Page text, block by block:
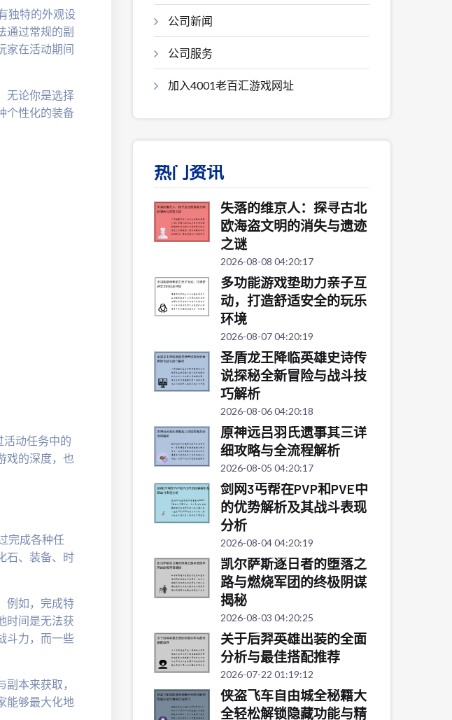
独特的外观设
通过常规的副
家在活动期间
无论你是选择
个性化的装备
活动任务中的
戏的深度，也
完成各种任
石、装备、时
例如，完成特
时间是无法获
斗力，而一些
本来获取，
能够最大化地
公司新闻
公司服务
加入4001老百汇游戏网址
热门资讯
失落的维京人：探寻古北
欧海盗文明的消失与遗迹
之谜
2026-08-08 04:20:17
多功能游戏垫助力亲子互
动，打造舒适安全的玩乐
环境
2026-08-07 04:20:19
圣盾龙王降临英雄史诗传
说探秘全新冒险与战斗技
巧解析
2026-08-06 04:20:18
原神远吕羽氏遗事其三详
细攻略与全流程解析
2026-08-05 04:20:17
剑网3丐帮在PVP和PVE中
的优势解析及其战斗表现
分析
2026-08-04 04:20:19
凯尔萨斯逐日者的堕落之
路与燃烧军团的终极阴谋
揭秘
2026-08-03 04:20:25
关于后羿英雄出装的全面
分析与最佳搭配推荐
2026-07-22 01:19:12
侠盗飞车自由城全秘籍大
全轻松解锁隐藏功能与精